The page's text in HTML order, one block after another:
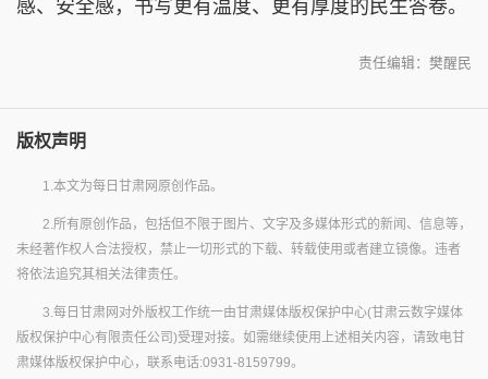
感、安全感，书写更有温度、更有厚度的民生答卷。
责任编辑：樊醒民
版权声明
1.本文为每日甘肃网原创作品。
2.所有原创作品，包括但不限于图片、文字及多媒体形式的新闻、信息等，
未经著作权人合法授权，禁止一切形式的下载、转载使用或者建立镜像。违者
将依法追究其相关法律责任。
3.每日甘肃网对外版权工作统一由甘肃媒体版权保护中心(甘肃云数字媒体
版权保护中心有限责任公司)受理对接。如需继续使用上述相关内容，请致电甘
肃媒体版权保护中心，联系电话:0931-8159799。